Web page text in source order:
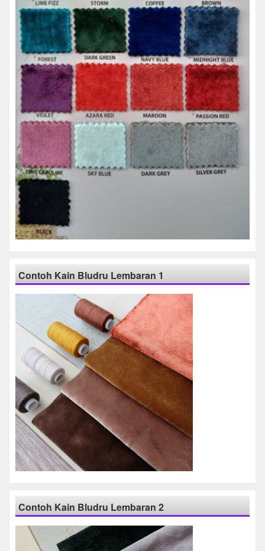
Contoh Kain Bludru Lembaran 1
Contoh Kain Bludru Lembaran 2